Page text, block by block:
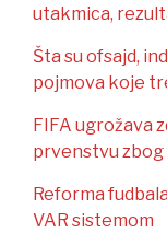
utakmica,
Šta su ofsajd,
pojmova koje
FIFA ugrožava
prvenstvu zbog
Reforma
VAR sistemom